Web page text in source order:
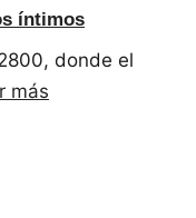
íntimos
donde el
más